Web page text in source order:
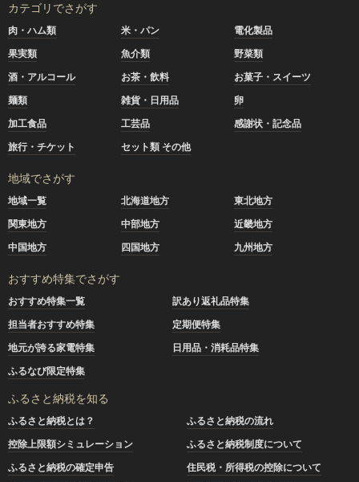
カテゴリでさがす
肉・ハム類 米・パン
電化製品
果実類
魚介類
野菜類
酒・アルコール
お茶・飲料
お菓子・スイーツ
麺類
雑貨・日用品
卵
加工食品
工芸品
感謝状・記念品
旅行・チケット
セット類 その他
地域でさがす
地域一覧 北海道地方
東北地方
関東地方
中部地方
近畿地方
中国地方
四国地方 九州地方
おすすめ特集でさがす
おすすめ特集一覧
訳あり返礼品特集
担当者おすすめ特集
定期便特集
地元が誇る家電特集
日用品・消耗品特集
ふるなび限定特集
ふるさと納税を知る
ふるさと納税とは？
ふるさと納税の流れ
控除上限額シミュレーション
ふるさと納税制度について
ふるさと納税の確定申告
住民税・所得税の控除について